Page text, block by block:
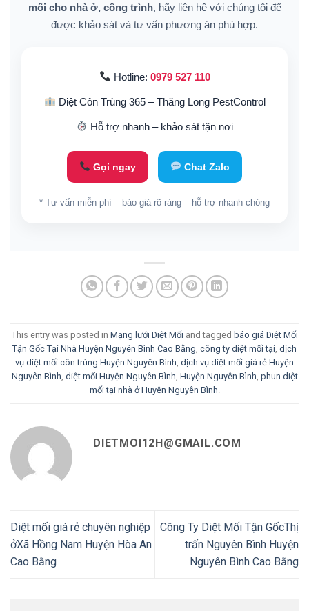
mối cho nhà ở, công trình, hãy liên hệ với chúng tôi để
được khảo sát và tư vấn phương án phù hợp.
Hotline: 0979 527 110
Diệt Côn Trùng 365 – Thăng Long PestControl
Hỗ trợ nhanh – khảo sát tận nơi
Gọi ngay Chat Zalo
* Tư vấn miễn phí – báo giá rõ ràng – hỗ trợ nhanh chóng
This entry was posted in Mạng lưới Diệt Mối and tagged báo giá Diệt Mối
Tận Gốc Tại Nhà Huyện Nguyên Bình Cao Bằng, công ty diệt mối tại, dịch
vụ diệt mối côn trùng Huyện Nguyên Bình, dịch vụ diệt mối giá rẻ Huyện
Nguyên Bình, diệt mối Huyện Nguyên Bình, Huyện Nguyên Bình, phun diệt
mối tại nhà ở Huyện Nguyên Bình.
DIETMOI12H@GMAIL.COM
Diệt mối giá rẻ chuyên nghiệp
ởXã Hồng Nam Huyện Hòa An
Cao Bằng
Công Ty Diệt Mối Tận GốcThị
trấn Nguyên Bình Huyện
Nguyên Bình Cao Bằng